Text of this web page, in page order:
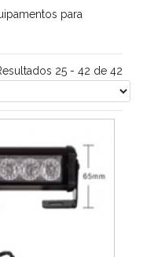
para
25 - 42 de 42